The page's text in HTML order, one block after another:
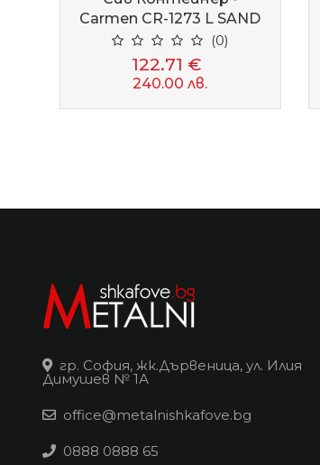
Carmen CR-1273 L SAND
(0)
122.71 €
240.00 лв.
гр. София, жк.Дървеница, ул. Илия
Димушев № 1А
office@metalnishkafove.bg
0888 0888 65